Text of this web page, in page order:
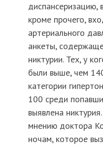
диспансеризацию,
кроме прочего,
артериального
анкеты,
никтурии. Тех, у
были выше, чем
категории
100 среди
выявлена
мнению доктора
ночам, которое